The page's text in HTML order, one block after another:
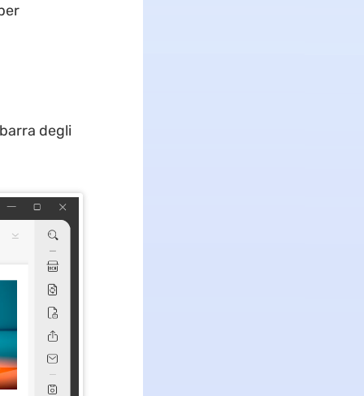
degli